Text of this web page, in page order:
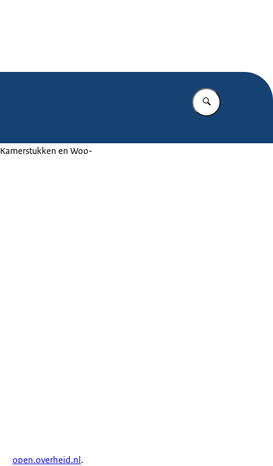
Vul in wat u
en Woo-
open.overheid.nl.